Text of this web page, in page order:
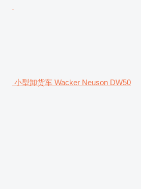
小型卸货车 Wacker Neuson DW50